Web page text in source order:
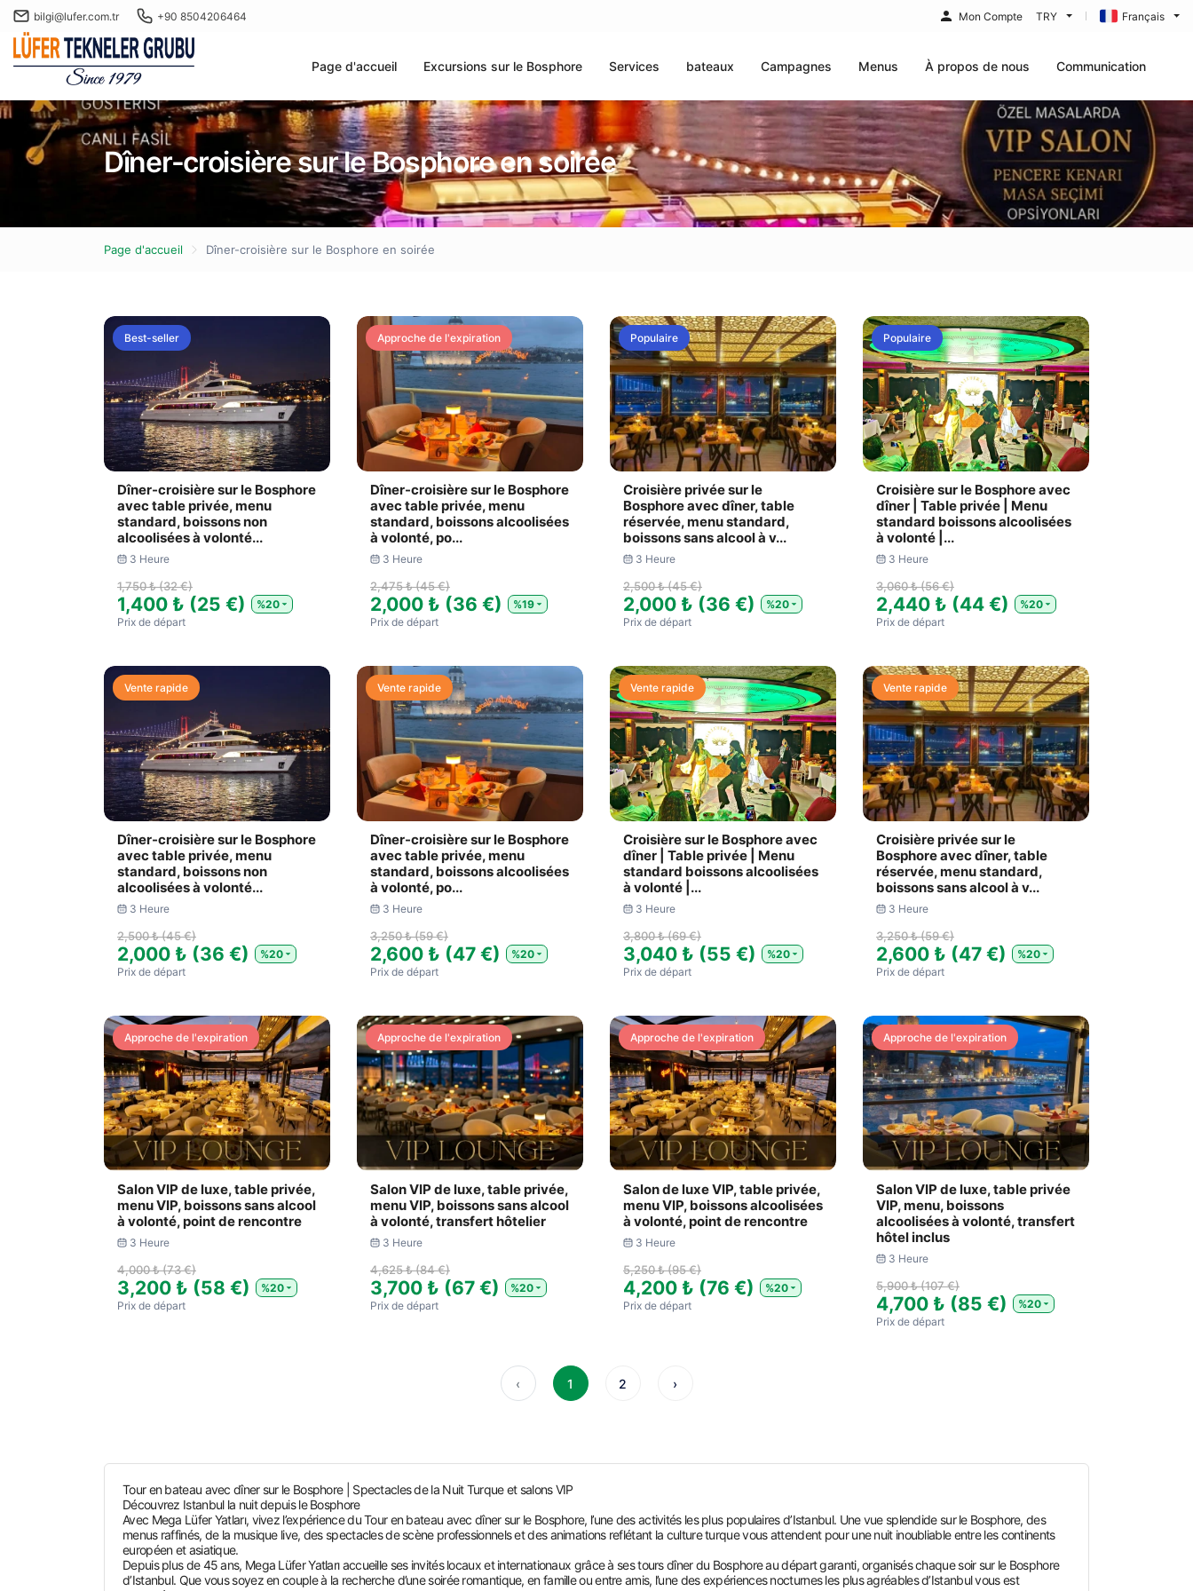
bilgi@lufer.com.tr +90 8504206464 Mon Compte TRY Français
Page d'accueil Excursions sur le Bosphore Services bateaux Campagnes Menus À propos de nous Communication
Dîner-croisière sur le Bosphore en soirée
Page d'accueil Dîner-croisière sur le Bosphore en soirée
Best-seller
Dîner-croisière sur le Bosphore
avec table privée, menu
standard, boissons non
alcoolisées à volonté...
3 Heure
1,750 ₺ (32 €)
1,400 ₺ (25 €)
%20
Prix ​​de départ
Approche de l'expiration
Dîner-croisière sur le Bosphore
avec table privée, menu
standard, boissons alcoolisées
à volonté, po...
3 Heure
2,475 ₺ (45 €)
2,000 ₺ (36 €)
%19
Prix ​​de départ
Populaire
Croisière privée sur le
Bosphore avec dîner, table
réservée, menu standard,
boissons sans alcool à v...
3 Heure
2,500 ₺ (45 €)
2,000 ₺ (36 €)
%20
Prix ​​de départ
Populaire
Croisière sur le Bosphore avec
dîner | Table privée | Menu
standard boissons alcoolisées
à volonté |...
3 Heure
3,060 ₺ (56 €)
2,440 ₺ (44 €)
%20
Prix ​​de départ
Vente rapide
Dîner-croisière sur le Bosphore
avec table privée, menu
standard, boissons non
alcoolisées à volonté...
3 Heure
2,500 ₺ (45 €)
2,000 ₺ (36 €)
%20
Prix ​​de départ
Vente rapide
Dîner-croisière sur le Bosphore
avec table privée, menu
standard, boissons alcoolisées
à volonté, po...
3 Heure
3,250 ₺ (59 €)
2,600 ₺ (47 €)
%20
Prix ​​de départ
Vente rapide
Croisière sur le Bosphore avec
dîner | Table privée | Menu
standard boissons alcoolisées
à volonté |...
3 Heure
3,800 ₺ (69 €)
3,040 ₺ (55 €)
%20
Prix ​​de départ
Vente rapide
Croisière privée sur le
Bosphore avec dîner, table
réservée, menu standard,
boissons sans alcool à v...
3 Heure
3,250 ₺ (59 €)
2,600 ₺ (47 €)
%20
Prix ​​de départ
Approche de l'expiration
Salon VIP de luxe, table privée,
menu VIP, boissons sans alcool
à volonté, point de rencontre
3 Heure
4,000 ₺ (73 €)
3,200 ₺ (58 €)
%20
Prix ​​de départ
Approche de l'expiration
Salon VIP de luxe, table privée,
menu VIP, boissons sans alcool
à volonté, transfert hôtelier
3 Heure
4,625 ₺ (84 €)
3,700 ₺ (67 €)
%20
Prix ​​de départ
Approche de l'expiration
Salon de luxe VIP, table privée,
menu VIP, boissons alcoolisées
à volonté, point de rencontre
3 Heure
5,250 ₺ (95 €)
4,200 ₺ (76 €)
%20
Prix ​​de départ
Approche de l'expiration
Salon VIP de luxe, table privée
VIP, menu, boissons
alcoolisées à volonté, transfert
hôtel inclus
3 Heure
5,900 ₺ (107 €)
4,700 ₺ (85 €)
%20
Prix ​​de départ
‹ 1 2 ›
Tour en bateau avec dîner sur le Bosphore | Spectacles de la Nuit Turque et salons VIP
Découvrez Istanbul la nuit depuis le Bosphore
Avec Mega Lüfer Yatları, vivez l’expérience du Tour en bateau avec dîner sur le Bosphore, l’une des activités les plus populaires d’Istanbul. Une vue splendide sur le Bosphore, des
menus raffinés, de la musique live, des spectacles de scène professionnels et des animations reflétant la culture turque vous attendent pour une nuit inoubliable entre les continents
européen et asiatique.
Depuis plus de 45 ans, Mega Lüfer Yatları accueille ses invités locaux et internationaux grâce à ses tours dîner du Bosphore au départ garanti, organisés chaque soir sur le Bosphore
d’Istanbul. Que vous soyez en couple à la recherche d’une soirée romantique, en famille ou entre amis, l’une des expériences nocturnes les plus agréables d’Istanbul vous est